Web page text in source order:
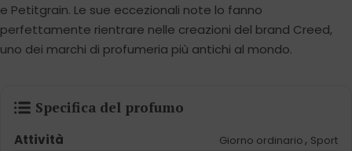
e Petitgrain. Le sue eccezionali note lo fanno
perfettamente rientrare nelle creazioni del brand Creed,
uno dei marchi di profumeria più antichi al mondo.
Specifica del profumo
Attività Giorno ordinario , Sport